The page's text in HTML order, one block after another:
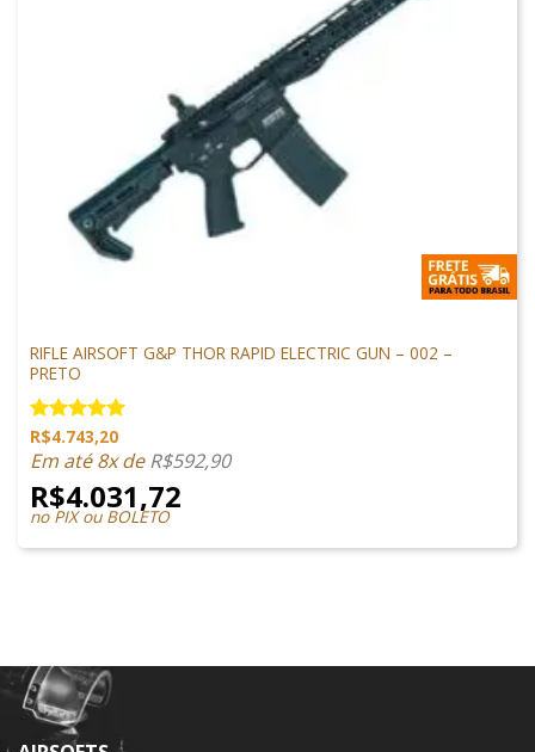
RIFLE AIRSOFT G&P THOR RAPID ELECTRIC GUN – 002 –
PRETO
Avaliação
5.00 de 5
R$4.743,20
Em até 8x deR$592,90
R$4.031,72
no PIX ou BOLETO